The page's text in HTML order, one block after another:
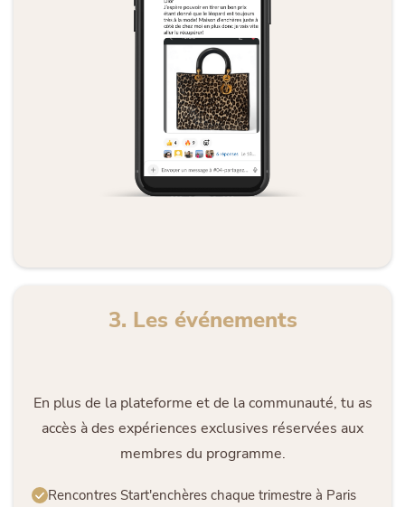
3. Les événements
En plus de la plateforme et de la communauté, tu as
accès à des expériences exclusives réservées aux
membres du programme.
Rencontres Start'enchères chaque trimestre à Paris